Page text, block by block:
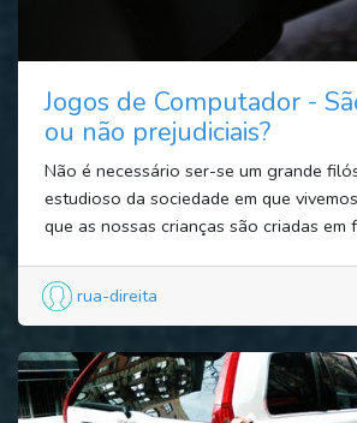
Jogos de Computador -
ou não prejudiciais?
Não é necessário ser-se um grande
estudioso da sociedade em que
que as nossas crianças são criadas em
rua-direita